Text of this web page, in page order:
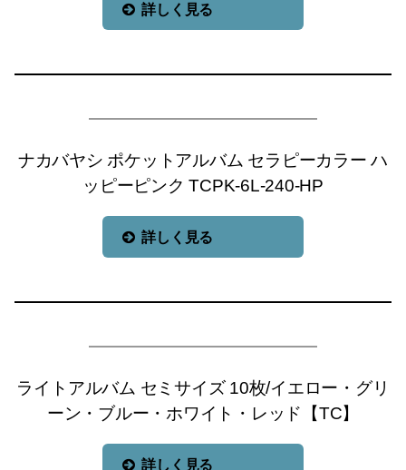
詳しく見る
ナカバヤシ ポケットアルバム セラピーカラー ハ
ッピーピンク TCPK-6L-240-HP
詳しく見る
ライトアルバム セミサイズ 10枚/イエロー・グリ
ーン・ブルー・ホワイト・レッド【TC】
詳しく見る